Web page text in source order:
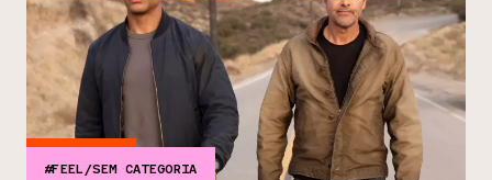
#FEEL/SEM CATEGORIA